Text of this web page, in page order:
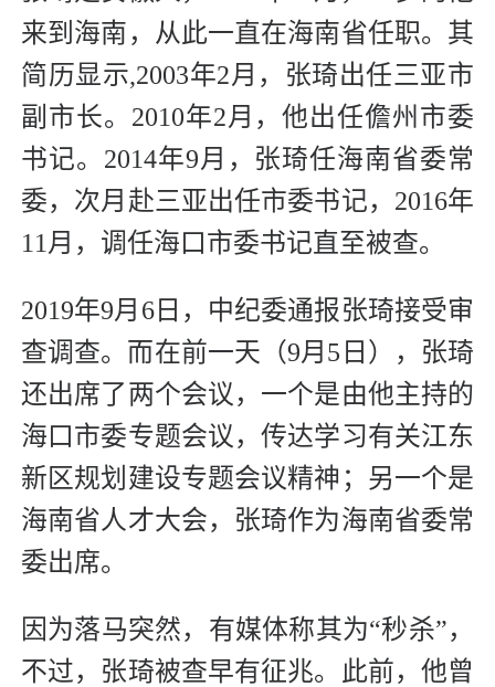
来到海南，从此一直在海南省任职。其
简历显示,2003年2月，张琦出任三亚市
副市长。2010年2月，他出任儋州市委
书记。2014年9月，张琦任海南省委常
委，次月赴三亚出任市委书记，2016年
11月，调任海口市委书记直至被查。
2019年9月6日，中纪委通报张琦接受审
查调查。而在前一天（9月5日），张琦
还出席了两个会议，一个是由他主持的
海口市委专题会议，传达学习有关江东
新区规划建设专题会议精神；另一个是
海南省人才大会，张琦作为海南省委常
委出席。
因为落马突然，有媒体称其为“秒杀”，
不过，张琦被查早有征兆。此前，他曾